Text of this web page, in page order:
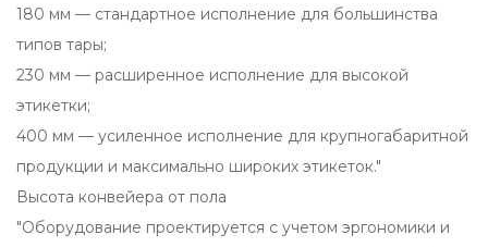
180 мм — стандартное исполнение для большинства
типов тары;
230 мм — расширенное исполнение для высокой
этикетки;
400 мм — усиленное исполнение для крупногабаритной
продукции и максимально широких этикеток."
Высота конвейера от пола
"Оборудование проектируется с учетом эргономики и